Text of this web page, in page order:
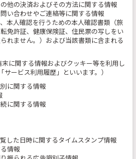
他の決済およびその方法に関する情報
い合わせやご連絡等に関する情報
本人確認を行うための本人確認書類（旅
免許証、健康保険証、住民票の写しをい
れません。）および当該書類に含まれる
末に関する情報およびクッキー等を利用し
サービス利用履歴」といいます。）
に関する情報
に関する情報
した日時に関するタイムスタンプ情報
情報